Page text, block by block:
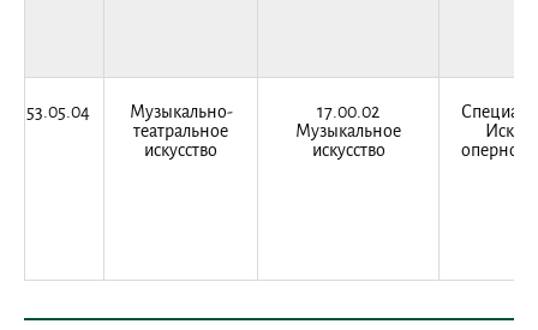
53.05.04
Музыкально-
театральное
искусство
17.00.02
Музыкальное
искусство